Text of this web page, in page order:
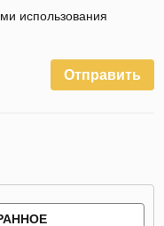
использования
Отправить